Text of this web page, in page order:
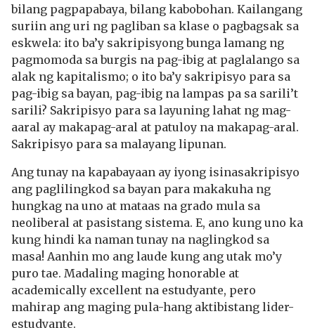
bilang pagpapabaya, bilang kabobohan. Kailangang
suriin ang uri ng pagliban sa klase o pagbagsak sa
eskwela: ito ba’y sakripisyong bunga lamang ng
pagmomoda sa burgis na pag-ibig at paglalango sa
alak ng kapitalismo; o ito ba’y sakripisyo para sa
pag-ibig sa bayan, pag-ibig na lampas pa sa sarili’t
sarili? Sakripisyo para sa layuning lahat ng mag-
aaral ay makapag-aral at patuloy na makapag-aral.
Sakripisyo para sa malayang lipunan.
Ang tunay na kapabayaan ay iyong isinasakripisyo
ang paglilingkod sa bayan para makakuha ng
hungkag na uno at mataas na grado mula sa
neoliberal at pasistang sistema. E, ano kung uno ka
kung hindi ka naman tunay na naglingkod sa
masa! Aanhin mo ang laude kung ang utak mo’y
puro tae. Madaling maging honorable at
academically excellent na estudyante, pero
mahirap ang maging pula-hang aktibistang lider-
estudyante.